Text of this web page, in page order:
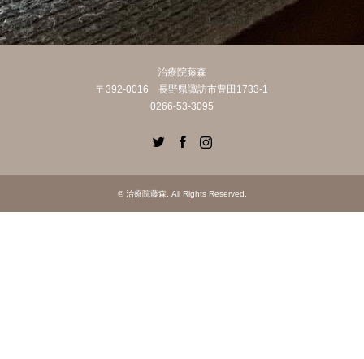
治療院藤森
〒392-0016 長野県諏訪市豊田1733-1
0266-53-3095
©治療院藤森 . All Rights Reserved.